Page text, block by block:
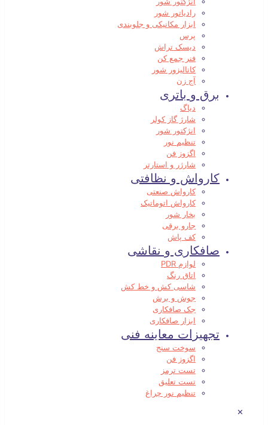
رادیاتور شور
ابزار مکانیکی و جلوبندی
پرس
دیسک تراش
فنر جمع کن
کاتالیزور شور
آج زن
برق و باتری
دیاگ
شارژ گاز کولر
انژکتور شور
تنظیم نور
اگزوز فن
شارژر و استارتر
کارواش و نظافتی
کارواش صنعتی
کارواش اتوماتیک
بخار شور
جارو برقی
کف پاش
صافکاری و نقاشی
لوازم PDR
اتاق رنگ
شاسی کش و خط کش
جوش و برش
جک صافکاری
ابزار صافکاری
تجهیزات معاینه فنی
سوخت سنج
اگزوز فن
تست ترمز
تست تعلیق
تنظیم نور چراغ
✕